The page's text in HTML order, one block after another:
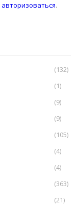
авторизоваться.
(132)
(1)
(9)
(9)
(105)
(4)
(4)
(363)
(21)